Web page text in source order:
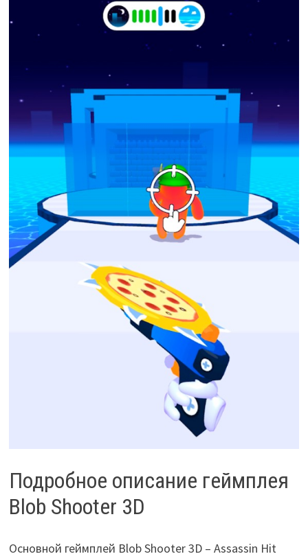
Подробное описание геймплея
Blob Shooter 3D
Основной геймплей Blob Shooter 3D – Assassin Hit